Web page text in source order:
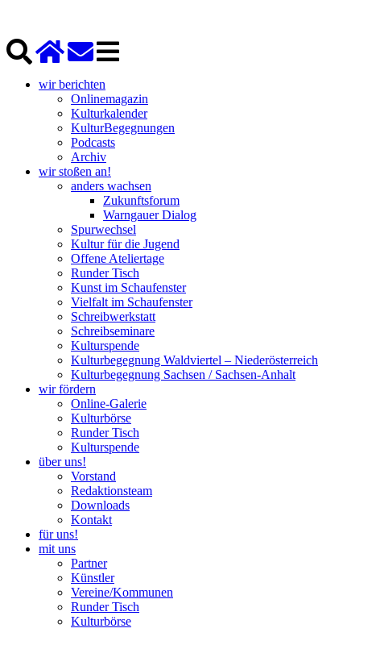
wir berichten
Onlinemagazin
Kulturkalender
KulturBegegnungen
Podcasts
Archiv
wir stoßen an!
anders wachsen
Zukunftsforum
Warngauer Dialog
Spurwechsel
Kultur für die Jugend
Offene Ateliertage
Runder Tisch
Kunst im Schaufenster
Vielfalt im Schaufenster
Schreibwerkstatt
Schreibseminare
Kulturspende
Kulturbegegnung Waldviertel – Niederösterreich
Kulturbegegnung Sachsen / Sachsen-Anhalt
wir fördern
Online-Galerie
Kulturbörse
Runder Tisch
Kulturspende
über uns!
Vorstand
Redaktionsteam
Downloads
Kontakt
für uns!
mit uns
Partner
Künstler
Vereine/Kommunen
Runder Tisch
Kulturbörse